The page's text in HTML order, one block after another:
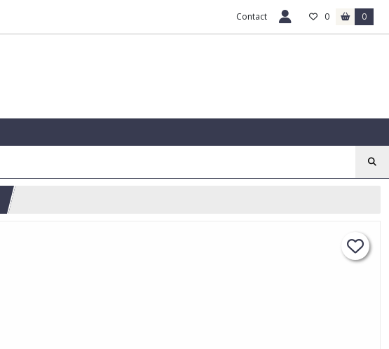
Contact 0 0